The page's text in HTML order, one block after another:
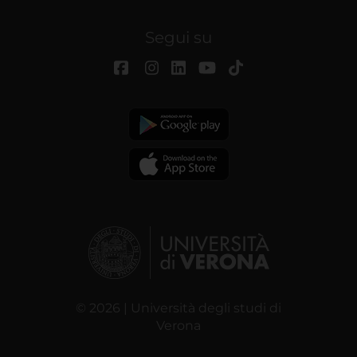
Segui su
© 2026 | Università degli studi di
Verona